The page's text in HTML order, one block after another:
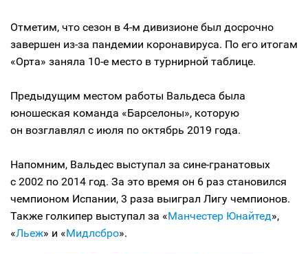
Отметим, что сезон в 4-м дивизионе был досрочно
завершен из-за пандемии коронавируса. По его итогам
«Орта» заняла 10-е место в турнирной таблице.
Предыдущим местом работы Вальдеса была
юношеская команда «Барселоны», которую
он возглавлял с июля по октябрь 2019 года.
Напомним, Вальдес выступал за сине-гранатовых
с 2002 по 2014 год. За это время он 6 раз становился
чемпионом Испании, 3 раза выиграл Лигу чемпионов.
Также голкипер выступал за «Манчестер Юнайтед»,
«Льеж» и «Мидлсбро».